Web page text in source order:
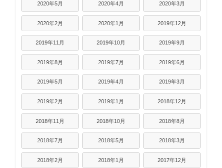
2020年5月 2020年4月 2020年3月
2020年2月 2020年1月 2019年12月
2019年11月 2019年10月 2019年9月
2019年8月 2019年7月 2019年6月
2019年5月 2019年4月 2019年3月
2019年2月 2019年1月 2018年12月
2018年11月 2018年10月 2018年8月
2018年7月 2018年5月 2018年3月
2018年2月 2018年1月 2017年12月